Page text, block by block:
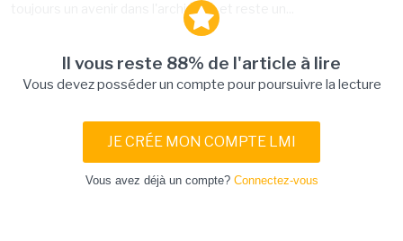
toujours un avenir dans l'archivage et reste un...
Il vous reste 88% de l'article à lire
Vous devez posséder un compte pour poursuivre la lecture
JE CRÉE MON COMPTE LMI
Vous avez déjà un compte? Connectez-vous